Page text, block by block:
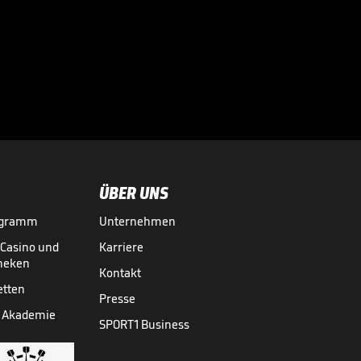
und
Akademie
ÜBER UNS
Unternehmen
Karriere
Kontakt
Presse
SPORT1 Business